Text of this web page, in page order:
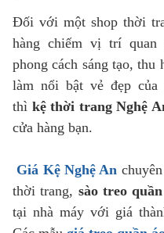
Đối với một shop thời
hàng chiếm vị trí quan
phong cách sáng tạo, thu
làm nổi bật vẻ đẹp của
thì kệ thời trang Nghệ
cửa hàng bạn.
Giá Kệ Nghệ An
thời trang, sào treo
tại nhà máy với giá